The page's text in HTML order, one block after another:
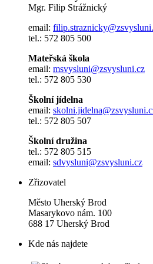
Mgr. Filip Strážnický
email:
tel.: 572 805 500
Mateřská škola
email: msvysluni@zsvysluni.cz
tel.: 572 805 530
Školní jídelna
email:
tel.: 572 805 507
Školní družina
tel.: 572 805 515
email: sdvysluni@zsvysluni.cz
Zřizovatel
Město Uherský Brod
Masarykovo nám. 100
688 17 Uherský Brod
Kde nás najdete